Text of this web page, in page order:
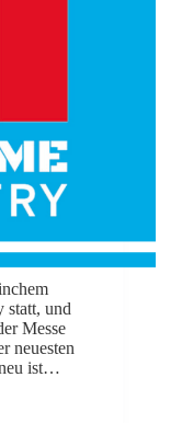
statt, und
Messe
neuesten
ist…